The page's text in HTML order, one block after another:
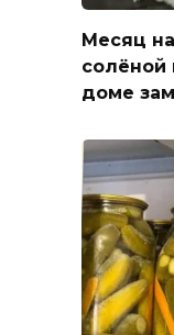
Месяц
солёной
доме